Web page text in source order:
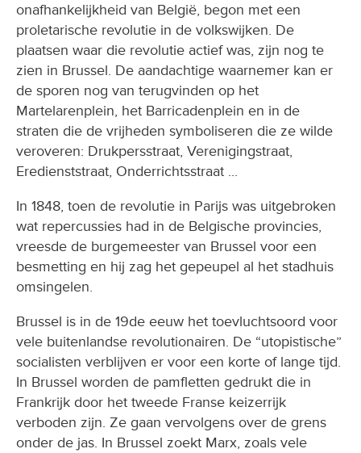
onafhankelijkheid van België, begon met een
proletarische revolutie in de volkswijken. De
plaatsen waar die revolutie actief was, zijn nog te
zien in Brussel. De aandachtige waarnemer kan er
de sporen nog van terugvinden op het
Martelarenplein, het Barricadenplein en in de
straten die de vrijheden symboliseren die ze wilde
veroveren: Drukpersstraat, Verenigingstraat,
Eredienststraat, Onderrichtsstraat ...
In 1848, toen de revolutie in Parijs was uitgebroken
wat repercussies had in de Belgische provincies,
vreesde de burgemeester van Brussel voor een
besmetting en hij zag het gepeupel al het stadhuis
omsingelen.
Brussel is in de 19de eeuw het toevluchtsoord voor
vele buitenlandse revolutionairen. De “utopistische”
socialisten verblijven er voor een korte of lange tijd.
In Brussel worden de pamfletten gedrukt die in
Frankrijk door het tweede Franse keizerrijk
verboden zijn. Ze gaan vervolgens over de grens
onder de jas. In Brussel zoekt Marx, zoals vele